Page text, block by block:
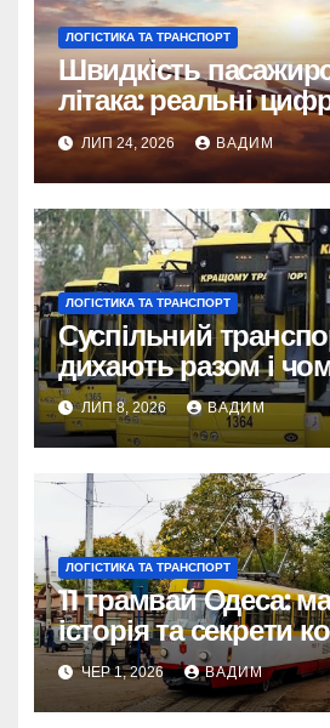
ЛОГІСТИКА ТА ТРАНСПОРТ
Швидкість
літака: реальні
ЛИП 24, 2026 ВАДИМ
ЛОГІСТИКА ТА ТРАНСПОРТ
Суспільний
дихають разом і
змінює наше життя
ЛИП 8, 2026 ВАДИМ
ЛОГІСТИКА ТА ТРАНСПОРТ
11 трамвай Одеса:
історія та секрети
шляху крізь
ЧЕР 1, 2026 ВАДИМ